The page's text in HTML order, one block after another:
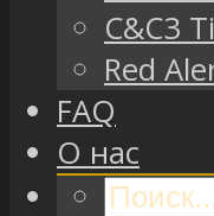
C&C3
Red
FAQ
О нас